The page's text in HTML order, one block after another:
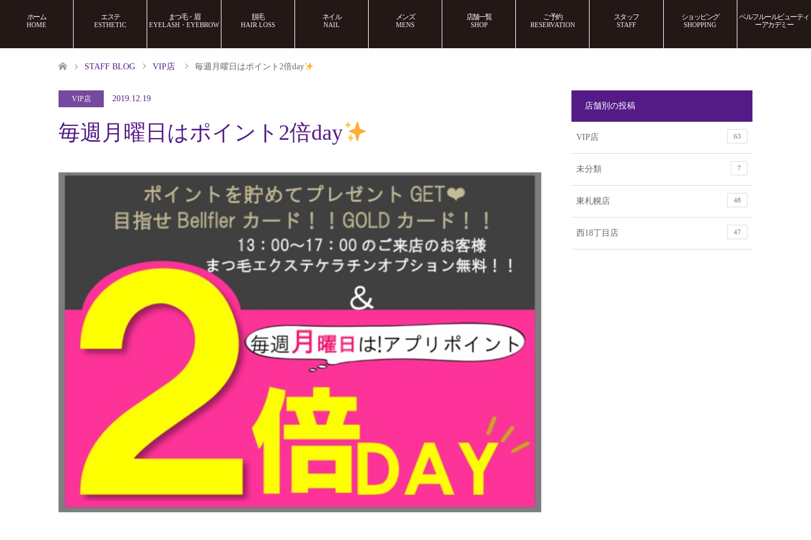
ホーム
HOME
エステ
ESTHETIC
まつ毛・眉
EYELASH・EYEBROW
脱毛
HAIR LOSS
ネイル
NAIL
メンズ
MENS
店舗一覧
SHOP
ご予約
RESERVATION
スタッフ
STAFF
ショッピング
SHOPPING
ベルフルールビューティ
ーアカデミー
STAFF BLOG VIP店 毎週月曜日はポイント2倍day
VIP店 2019.12.19
毎週月曜日はポイント2倍day
店舗別の投稿
VIP店 63
未分類 7
東札幌店 48
西18丁目店 47